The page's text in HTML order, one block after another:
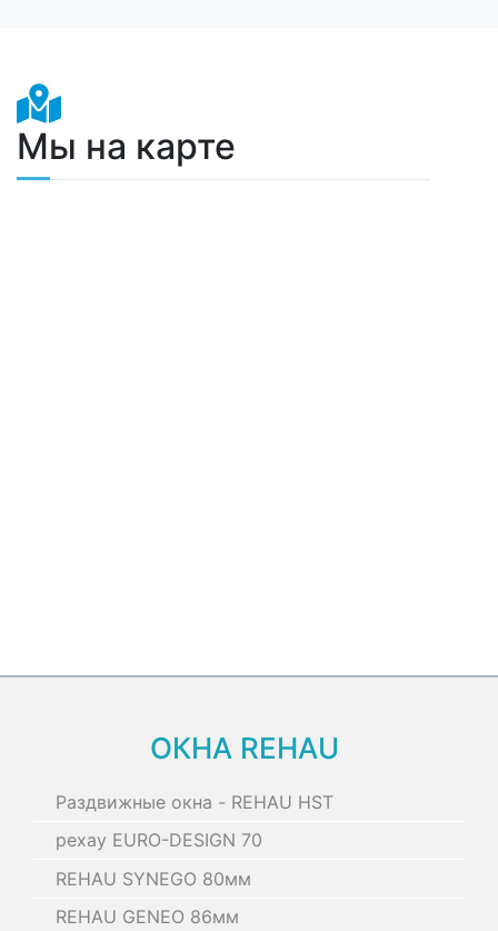
Мы на карте
ОКНА REHAU
Раздвижные окна - REHAU HST
рехау EURO-DESIGN 70
REHAU SYNEGO 80мм
REHAU GENEO 86мм